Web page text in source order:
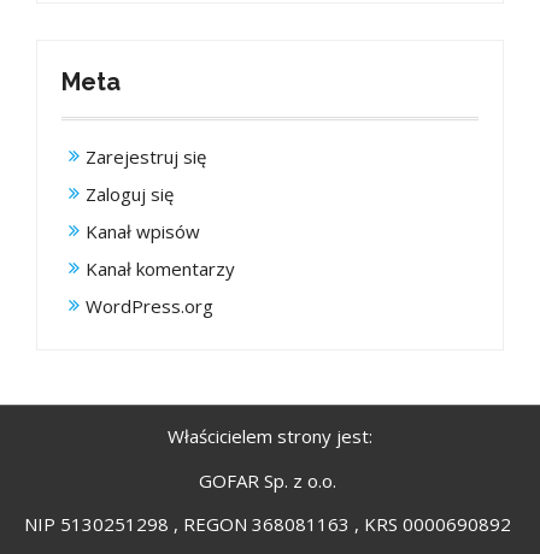
Meta
Zarejestruj się
Zaloguj się
Kanał wpisów
Kanał komentarzy
WordPress.org
Właścicielem strony jest:
GOFAR Sp. z o.o.
NIP 5130251298 , REGON 368081163 , KRS 0000690892